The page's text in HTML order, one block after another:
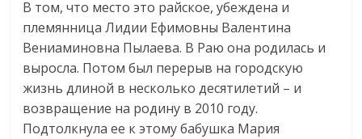
В том, что место это райское, убеждена и
племянница Лидии Ефимовны Валентина
Вениаминовна Пылаева. В Раю она родилась и
выросла. Потом был перерыв на городскую
жизнь длиной в несколько десятилетий – и
возвращение на родину в 2010 году.
Подтолкнула ее к этому бабушка Мария